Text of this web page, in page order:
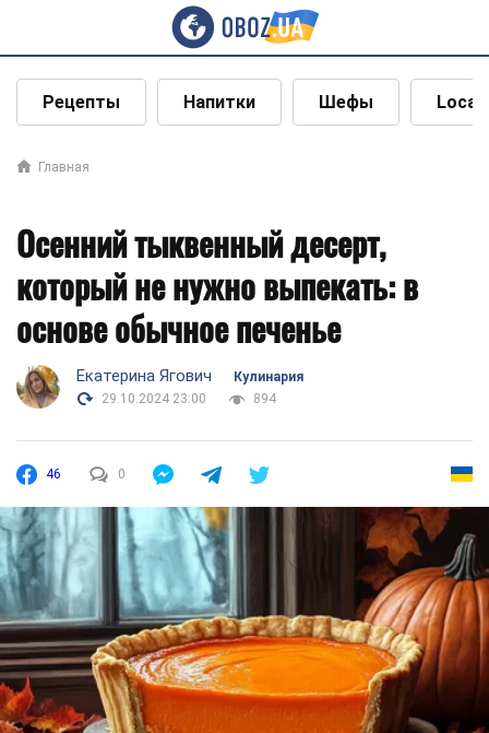
Рецепты Напитки Шефы Local
Главная
Осенний тыквенный десерт,
который не нужно выпекать: в
основе обычное печенье
Екатерина Ягович
Кулинария
29.10.2024 23:00
894
46 0